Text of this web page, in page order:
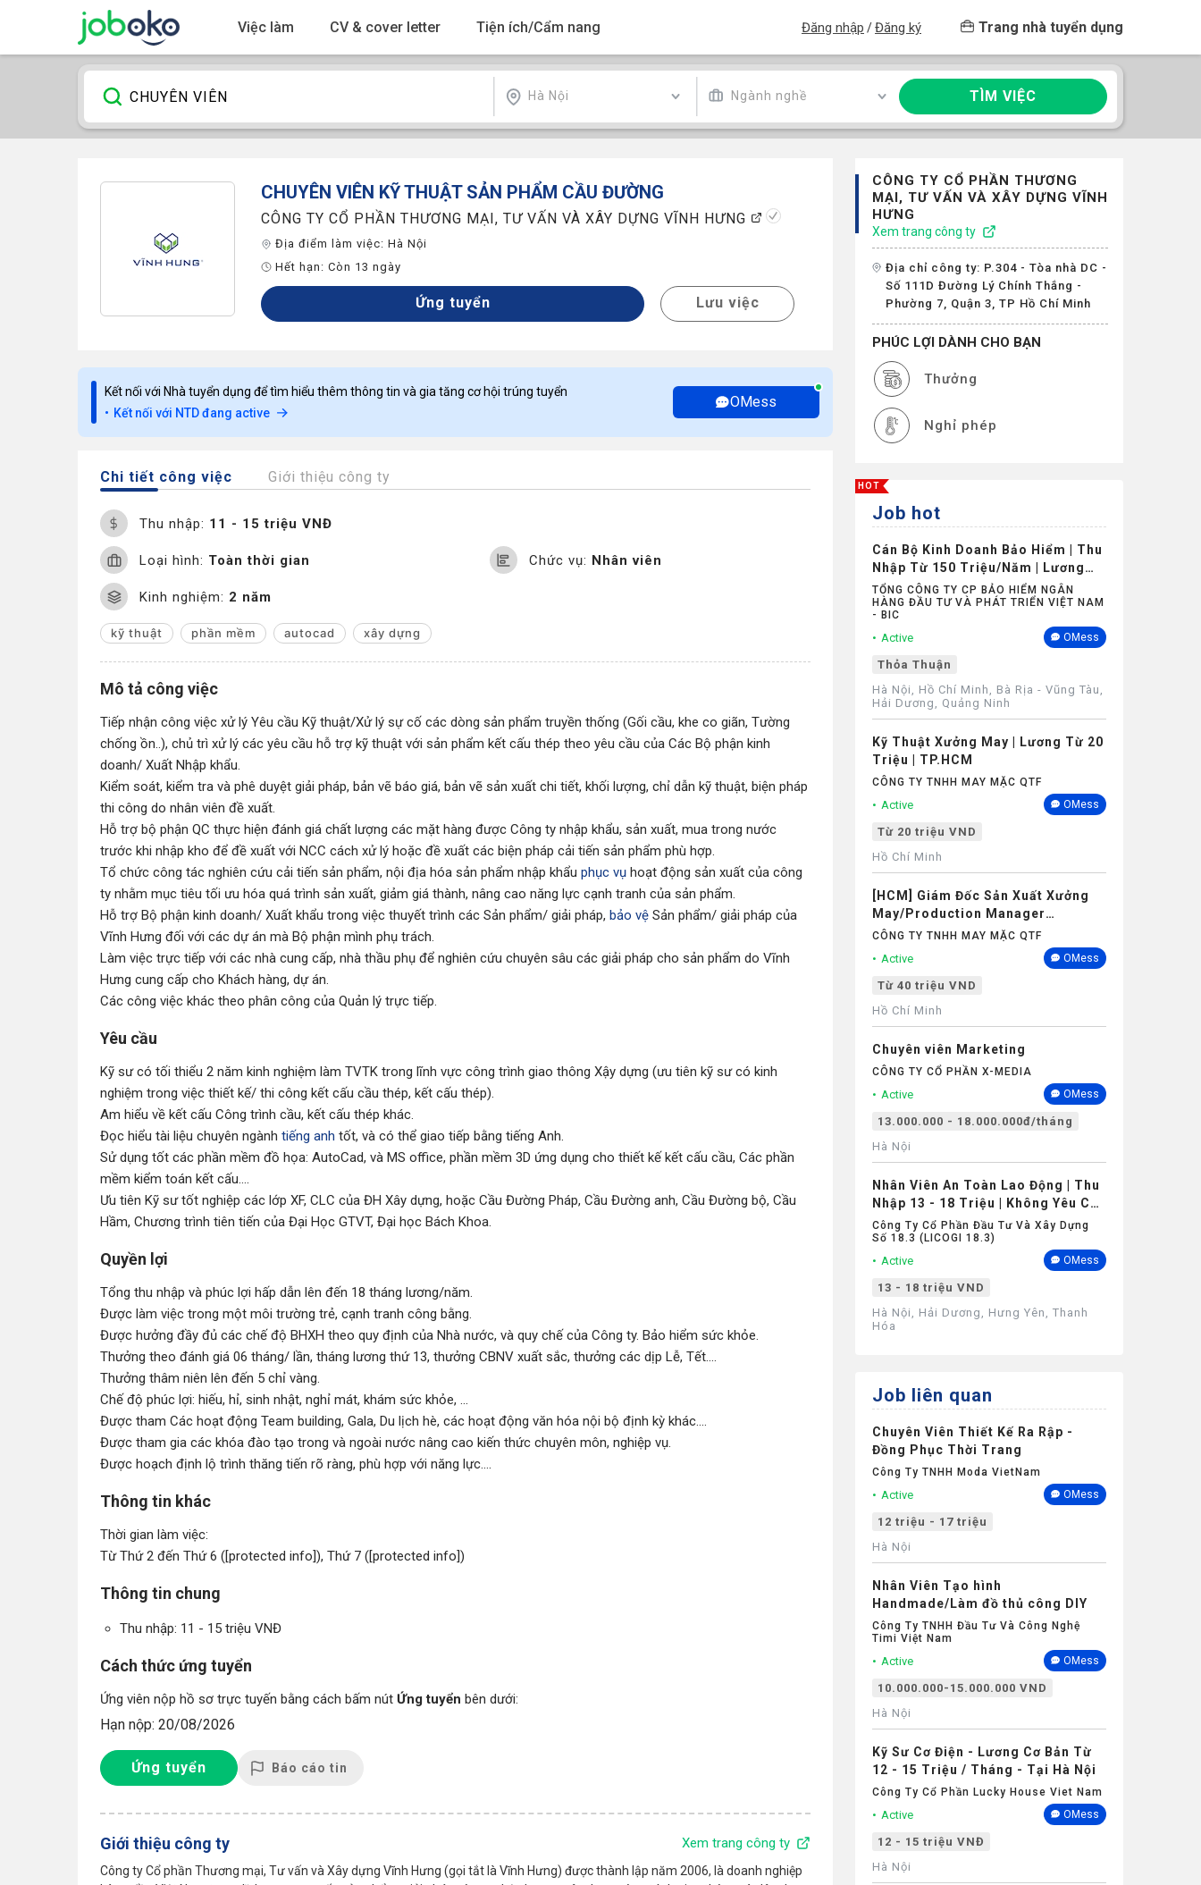
Việc làm CV & cover letter Tiện ích/Cẩm nang Đăng nhập /Đăng ký Trang nhà tuyển dụng
Hà Nội Ngành nghề TÌM VIỆC
CHUYÊN VIÊN KỸ THUẬT SẢN PHẨM CẦU ĐƯỜNG
CÔNG TY CỔ PHẦN THƯƠNG MẠI, TƯ VẤN VÀ XÂY DỰNG VĨNH HƯNG
Địa điểm làm việc: Hà Nội
Hết hạn: Còn 13 ngày
Ứng tuyển Lưu việc
Kết nối với Nhà tuyển dụng để tìm hiểu thêm thông tin và gia tăng cơ hội trúng tuyển
Kết nối với NTD đang active
OMess
Chi tiết công việc Giới thiệu công ty
Thu nhập: 11 - 15 triệu VNĐ
Loại hình: Toàn thời gian Chức vụ: Nhân viên
Kinh nghiệm: 2 năm
kỹ thuật phần mềm autocad xây dựng
Mô tả công việc
Tiếp nhận công việc xử lý Yêu cầu Kỹ thuật/Xử lý sự cố các dòng sản phẩm truyền thống (Gối cầu, khe co giãn, Tường
chống ồn..), chủ trì xử lý các yêu cầu hỗ trợ kỹ thuật với sản phẩm kết cấu thép theo yêu cầu của Các Bộ phận kinh
doanh/ Xuất Nhập khẩu.
Kiểm soát, kiểm tra và phê duyệt giải pháp, bản vẽ báo giá, bản vẽ sản xuất chi tiết, khối lượng, chỉ dẫn kỹ thuật, biện pháp
thi công do nhân viên đề xuất.
Hỗ trợ bộ phận QC thực hiện đánh giá chất lượng các mặt hàng được Công ty nhập khẩu, sản xuất, mua trong nước
trước khi nhập kho để đề xuất với NCC cách xử lý hoặc đề xuất các biện pháp cải tiến sản phẩm phù hợp.
Tổ chức công tác nghiên cứu cải tiến sản phẩm, nội địa hóa sản phẩm nhập khẩu phục vụ hoạt động sản xuất của công
ty nhằm mục tiêu tối ưu hóa quá trình sản xuất, giảm giá thành, nâng cao năng lực cạnh tranh của sản phẩm.
Hỗ trợ Bộ phận kinh doanh/ Xuất khẩu trong việc thuyết trình các Sản phẩm/ giải pháp, bảo vệ Sản phẩm/ giải pháp của
Vĩnh Hưng đối với các dự án mà Bộ phận mình phụ trách.
Làm việc trực tiếp với các nhà cung cấp, nhà thầu phụ để nghiên cứu chuyên sâu các giải pháp cho sản phẩm do Vĩnh
Hưng cung cấp cho Khách hàng, dự án.
Các công việc khác theo phân công của Quản lý trực tiếp.
Yêu cầu
Kỹ sư có tối thiểu 2 năm kinh nghiệm làm TVTK trong lĩnh vực công trình giao thông Xậy dựng (ưu tiên kỹ sư có kinh
nghiệm trong việc thiết kế/ thi công kết cấu cầu thép, kết cấu thép).
Am hiểu về kết cấu Công trình cầu, kết cấu thép khác.
Đọc hiểu tài liệu chuyên ngành tiếng anh tốt, và có thể giao tiếp bằng tiếng Anh.
Sử dụng tốt các phần mềm đồ họa: AutoCad, và MS office, phần mềm 3D ứng dụng cho thiết kế kết cấu cầu, Các phần
mềm kiểm toán kết cấu....
Ưu tiên Kỹ sư tốt nghiệp các lớp XF, CLC của ĐH Xây dựng, hoặc Cầu Đường Pháp, Cầu Đường anh, Cầu Đường bộ, Cầu
Hầm, Chương trình tiên tiến của Đại Học GTVT, Đại học Bách Khoa.
Quyền lợi
Tổng thu nhập và phúc lợi hấp dẫn lên đến 18 tháng lương/năm.
Được làm việc trong một môi trường trẻ, cạnh tranh công bằng.
Được hưởng đầy đủ các chế độ BHXH theo quy định của Nhà nước, và quy chế của Công ty. Bảo hiểm sức khỏe.
Thưởng theo đánh giá 06 tháng/ lần, tháng lương thứ 13, thưởng CBNV xuất sắc, thưởng các dịp Lễ, Tết....
Thưởng thâm niên lên đến 5 chỉ vàng.
Chế độ phúc lợi: hiếu, hỉ, sinh nhật, nghỉ mát, khám sức khỏe, ...
Được tham Các hoạt động Team building, Gala, Du lịch hè, các hoạt động văn hóa nội bộ định kỳ khác....
Được tham gia các khóa đào tạo trong và ngoài nước nâng cao kiến thức chuyên môn, nghiệp vụ.
Được hoạch định lộ trình thăng tiến rõ ràng, phù hợp với năng lực....
Thông tin khác
Thời gian làm việc:
Từ Thứ 2 đến Thứ 6 ([protected info]), Thứ 7 ([protected info])
Thông tin chung
Thu nhập: 11 - 15 triệu VNĐ
Cách thức ứng tuyển
Ứng viên nộp hồ sơ trực tuyến bằng cách bấm nút Ứng tuyển bên dưới:
Hạn nộp: 20/08/2026
Ứng tuyển Báo cáo tin
Giới thiệu công ty Xem trang công ty
Công ty Cổ phần Thương mại, Tư vấn và Xây dựng Vĩnh Hưng (gọi tắt là Vĩnh Hưng) được thành lập năm 2006, là doanh nghiệp
CÔNG TY CỔ PHẦN THƯƠNG
MẠI, TƯ VẤN VÀ XÂY DỰNG VĨNH
HƯNG
Xem trang công ty
Địa chỉ công ty: P.304 - Tòa nhà DC -
Số 111D Đường Lý Chính Thắng -
Phường 7, Quận 3, TP Hồ Chí Minh
PHÚC LỢI DÀNH CHO BẠN
Thưởng
Nghỉ phép
HOT
Job hot
Cán Bộ Kinh Doanh Bảo Hiểm | Thu
Nhập Từ 150 Triệu/Năm | Lương
Cứng Không Phụ Thuộc Doanh Số
TỔNG CÔNG TY CP BẢO HIỂM NGÂN
HÀNG ĐẦU TƯ VÀ PHÁT TRIỂN VIỆT NAM
- BIC
Active OMess
Thỏa Thuận
Hà Nội, Hồ Chí Minh, Bà Rịa - Vũng Tàu,
Hải Dương, Quảng Ninh
Kỹ Thuật Xưởng May | Lương Từ 20
Triệu | TP.HCM
CÔNG TY TNHH MAY MẶC QTF
Active OMess
Từ 20 triệu VND
Hồ Chí Minh
[HCM] Giám Đốc Sản Xuất Xưởng
May/Production Manager
(Garments) - Lương 40M+
CÔNG TY TNHH MAY MẶC QTF
Active OMess
Từ 40 triệu VND
Hồ Chí Minh
Chuyên viên Marketing
CÔNG TY CỔ PHẦN X-MEDIA
Active OMess
13.000.000 - 18.000.000đ/tháng
Hà Nội
Nhân Viên An Toàn Lao Động | Thu
Nhập 13 - 18 Triệu | Không Yêu Cầu
Kinh Nghiệm
Công Ty Cổ Phần Đầu Tư Và Xây Dựng
Số 18.3 (LICOGI 18.3)
Active OMess
13 - 18 triệu VND
Hà Nội, Hải Dương, Hưng Yên, Thanh
Hóa
Job liên quan
Chuyên Viên Thiết Kế Ra Rập -
Đồng Phục Thời Trang
Công Ty TNHH Moda VietNam
Active OMess
12 triệu - 17 triệu
Hà Nội
Nhân Viên Tạo hình
Handmade/Làm đồ thủ công DIY
Công Ty TNHH Đầu Tư Và Công Nghệ
Timi Việt Nam
Active OMess
10.000.000-15.000.000 VND
Hà Nội
Kỹ Sư Cơ Điện - Lương Cơ Bản Từ
12 - 15 Triệu / Tháng - Tại Hà Nội
Công Ty Cổ Phần Lucky House Viet Nam
Active OMess
12 - 15 triệu VNĐ
Hà Nội